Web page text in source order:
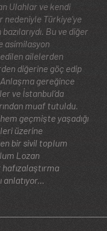
Ulahlar ve kendi
Türkiye’ye
Bu ve diğer
asimilasyon
ailelerden
diğerine göç edip
gereğince
ve İstanbul’da
muaf tutuldu.
geçmişte yaşadığı
üzerine
bir sivil toplum
Lozan
anlatıyor...